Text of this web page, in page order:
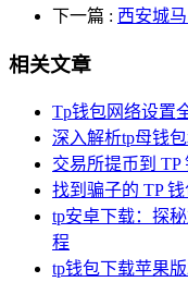
下一篇 : 西安城
相关文章
Tp钱包网络设置
深入解析tp母钱
交易所提币到
找到骗子的 TP
tp安卓下载：探
程
tp钱包下载苹果